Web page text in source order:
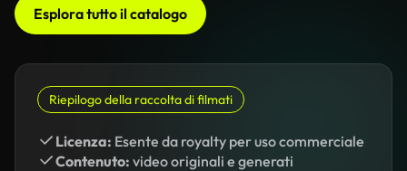
Esplora tutto il catalogo
Riepilogo della raccolta di filmati
Licenza: Esente da royalty per uso commerciale
Contenuto: video originali e generati